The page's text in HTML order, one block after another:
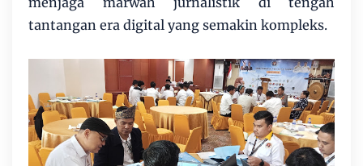
tantangan era digital yang semakin kompleks.